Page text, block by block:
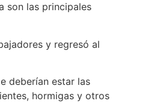
son las principales
y regresó al
deberían estar las
hormigas y otros